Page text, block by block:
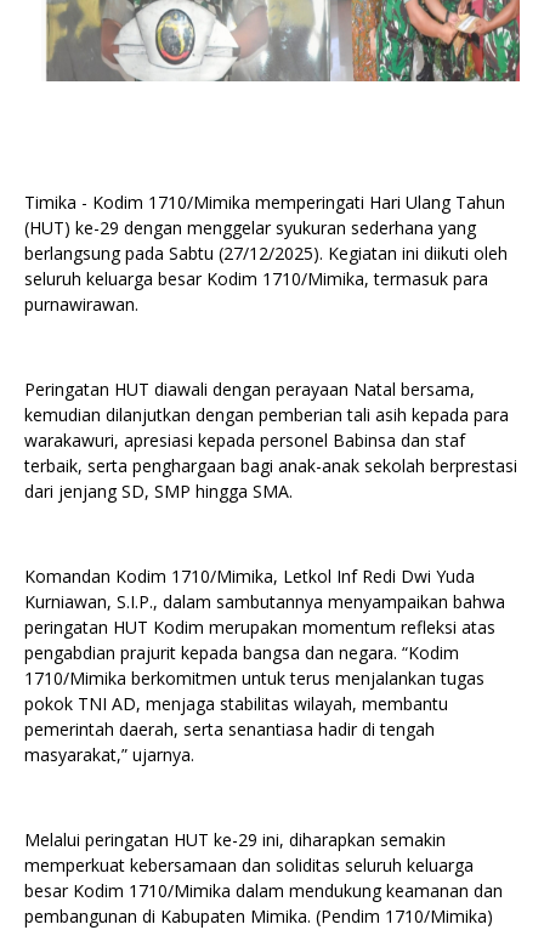
Timika - Kodim 1710/Mimika memperingati Hari Ulang Tahun
(HUT) ke-29 dengan menggelar syukuran sederhana yang
berlangsung pada Sabtu (27/12/2025). Kegiatan ini diikuti oleh
seluruh keluarga besar Kodim 1710/Mimika, termasuk para
purnawirawan.
Peringatan HUT diawali dengan perayaan Natal bersama,
kemudian dilanjutkan dengan pemberian tali asih kepada para
warakawuri, apresiasi kepada personel Babinsa dan staf
terbaik, serta penghargaan bagi anak-anak sekolah berprestasi
dari jenjang SD, SMP hingga SMA.
Komandan Kodim 1710/Mimika, Letkol Inf Redi Dwi Yuda
Kurniawan, S.I.P., dalam sambutannya menyampaikan bahwa
peringatan HUT Kodim merupakan momentum refleksi atas
pengabdian prajurit kepada bangsa dan negara. “Kodim
1710/Mimika berkomitmen untuk terus menjalankan tugas
pokok TNI AD, menjaga stabilitas wilayah, membantu
pemerintah daerah, serta senantiasa hadir di tengah
masyarakat,” ujarnya.
Melalui peringatan HUT ke-29 ini, diharapkan semakin
memperkuat kebersamaan dan soliditas seluruh keluarga
besar Kodim 1710/Mimika dalam mendukung keamanan dan
pembangunan di Kabupaten Mimika. (Pendim 1710/Mimika)